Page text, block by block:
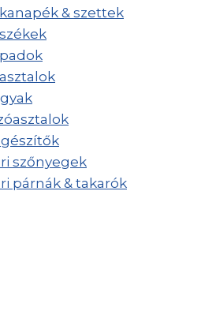
& szettek
szőnyegek
párnák & takarók